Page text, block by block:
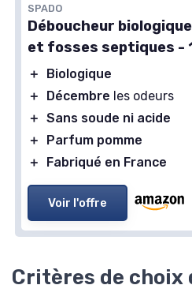
SPADO
Déboucheur
et fosses septiques -
＋
Biologique
＋
Décembre les odeurs
＋ Sans soude ni acide
＋
Parfum pomme
＋
Fabriqué en France
Voir l'offre
Critères de choix